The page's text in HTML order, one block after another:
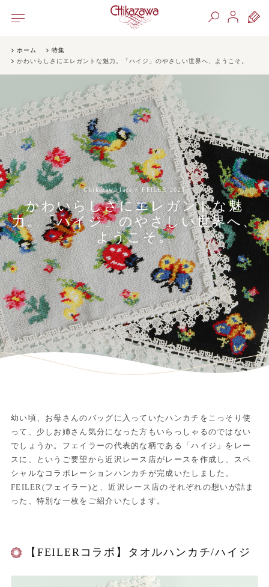
ホーム
特集
かわいらしさにエレガントな魅力。「ハイジ」のやさしい世界へ、ようこそ。
Chikazawa lace × FEILER 2023
かわいらしさにエレガントな魅
力。「ハイジ」のやさしい世界へ、
ようこそ。
幼い頃、お母さんのバッグに入っていたハンカチをこっそり使
って、少しお姉さん気分になった方もいらっしゃるのではない
でしょうか。フェイラーの代表的な柄である「ハイジ」をレー
スに、というご要望から近沢レース店がレースを作成し、スペ
シャルなコラボレーションハンカチが完成いたしました。
FEILER(フェイラー)と、近沢レース店のそれぞれの想いが詰ま
った、特別な一枚をご紹介いたします。
【FEILERコラボ】タオルハンカチ/ハイジ